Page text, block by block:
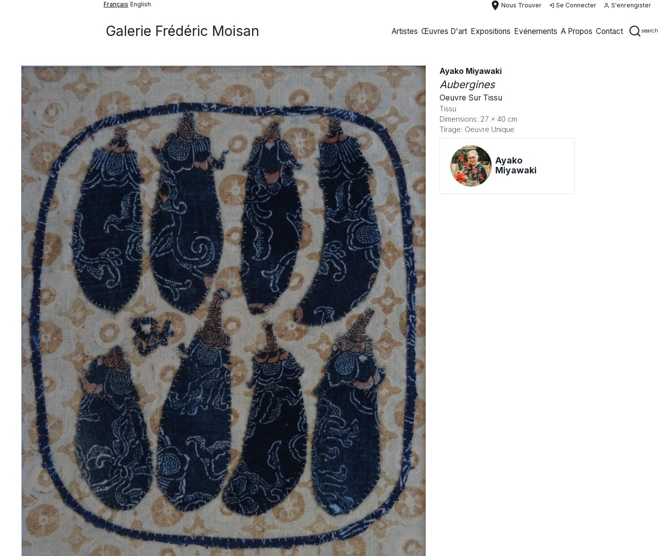
Français English place Nous Trouver Se Connecter S'enrengister
Galerie Frédéric Moisan Artistes Œuvres D'art Expositions Evénements A Propos Contact search
Ayako Miyawaki
Aubergines
Oeuvre Sur Tissu
Tissu
Dimensions: 27 x 40 cm
Tirage: Oeuvre Unique
Ayako
Miyawaki